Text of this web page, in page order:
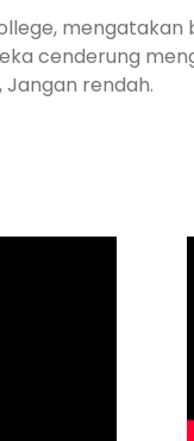
cenderung
Jangan rendah.